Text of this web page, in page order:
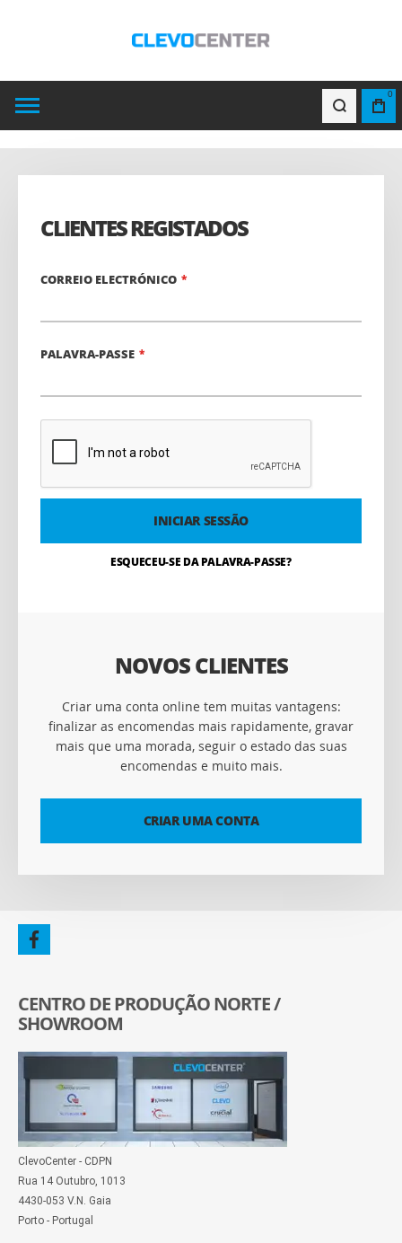
0
CLIENTES REGISTADOS
CORREIO ELECTRÓNICO
PALAVRA-PASSE
INICIAR SESSÃO
ESQUECEU-SE DA PALAVRA-PASSE?
NOVOS CLIENTES
Criar uma conta online tem muitas vantagens:
finalizar as encomendas mais rapidamente, gravar
mais que uma morada, seguir o estado das suas
encomendas e muito mais.
CRIAR UMA CONTA
CENTRO DE PRODUÇÃO NORTE /
SHOWROOM
ClevoCenter - CDPN
Rua 14 Outubro, 1013
4430-053 V.N. Gaia
Porto - Portugal